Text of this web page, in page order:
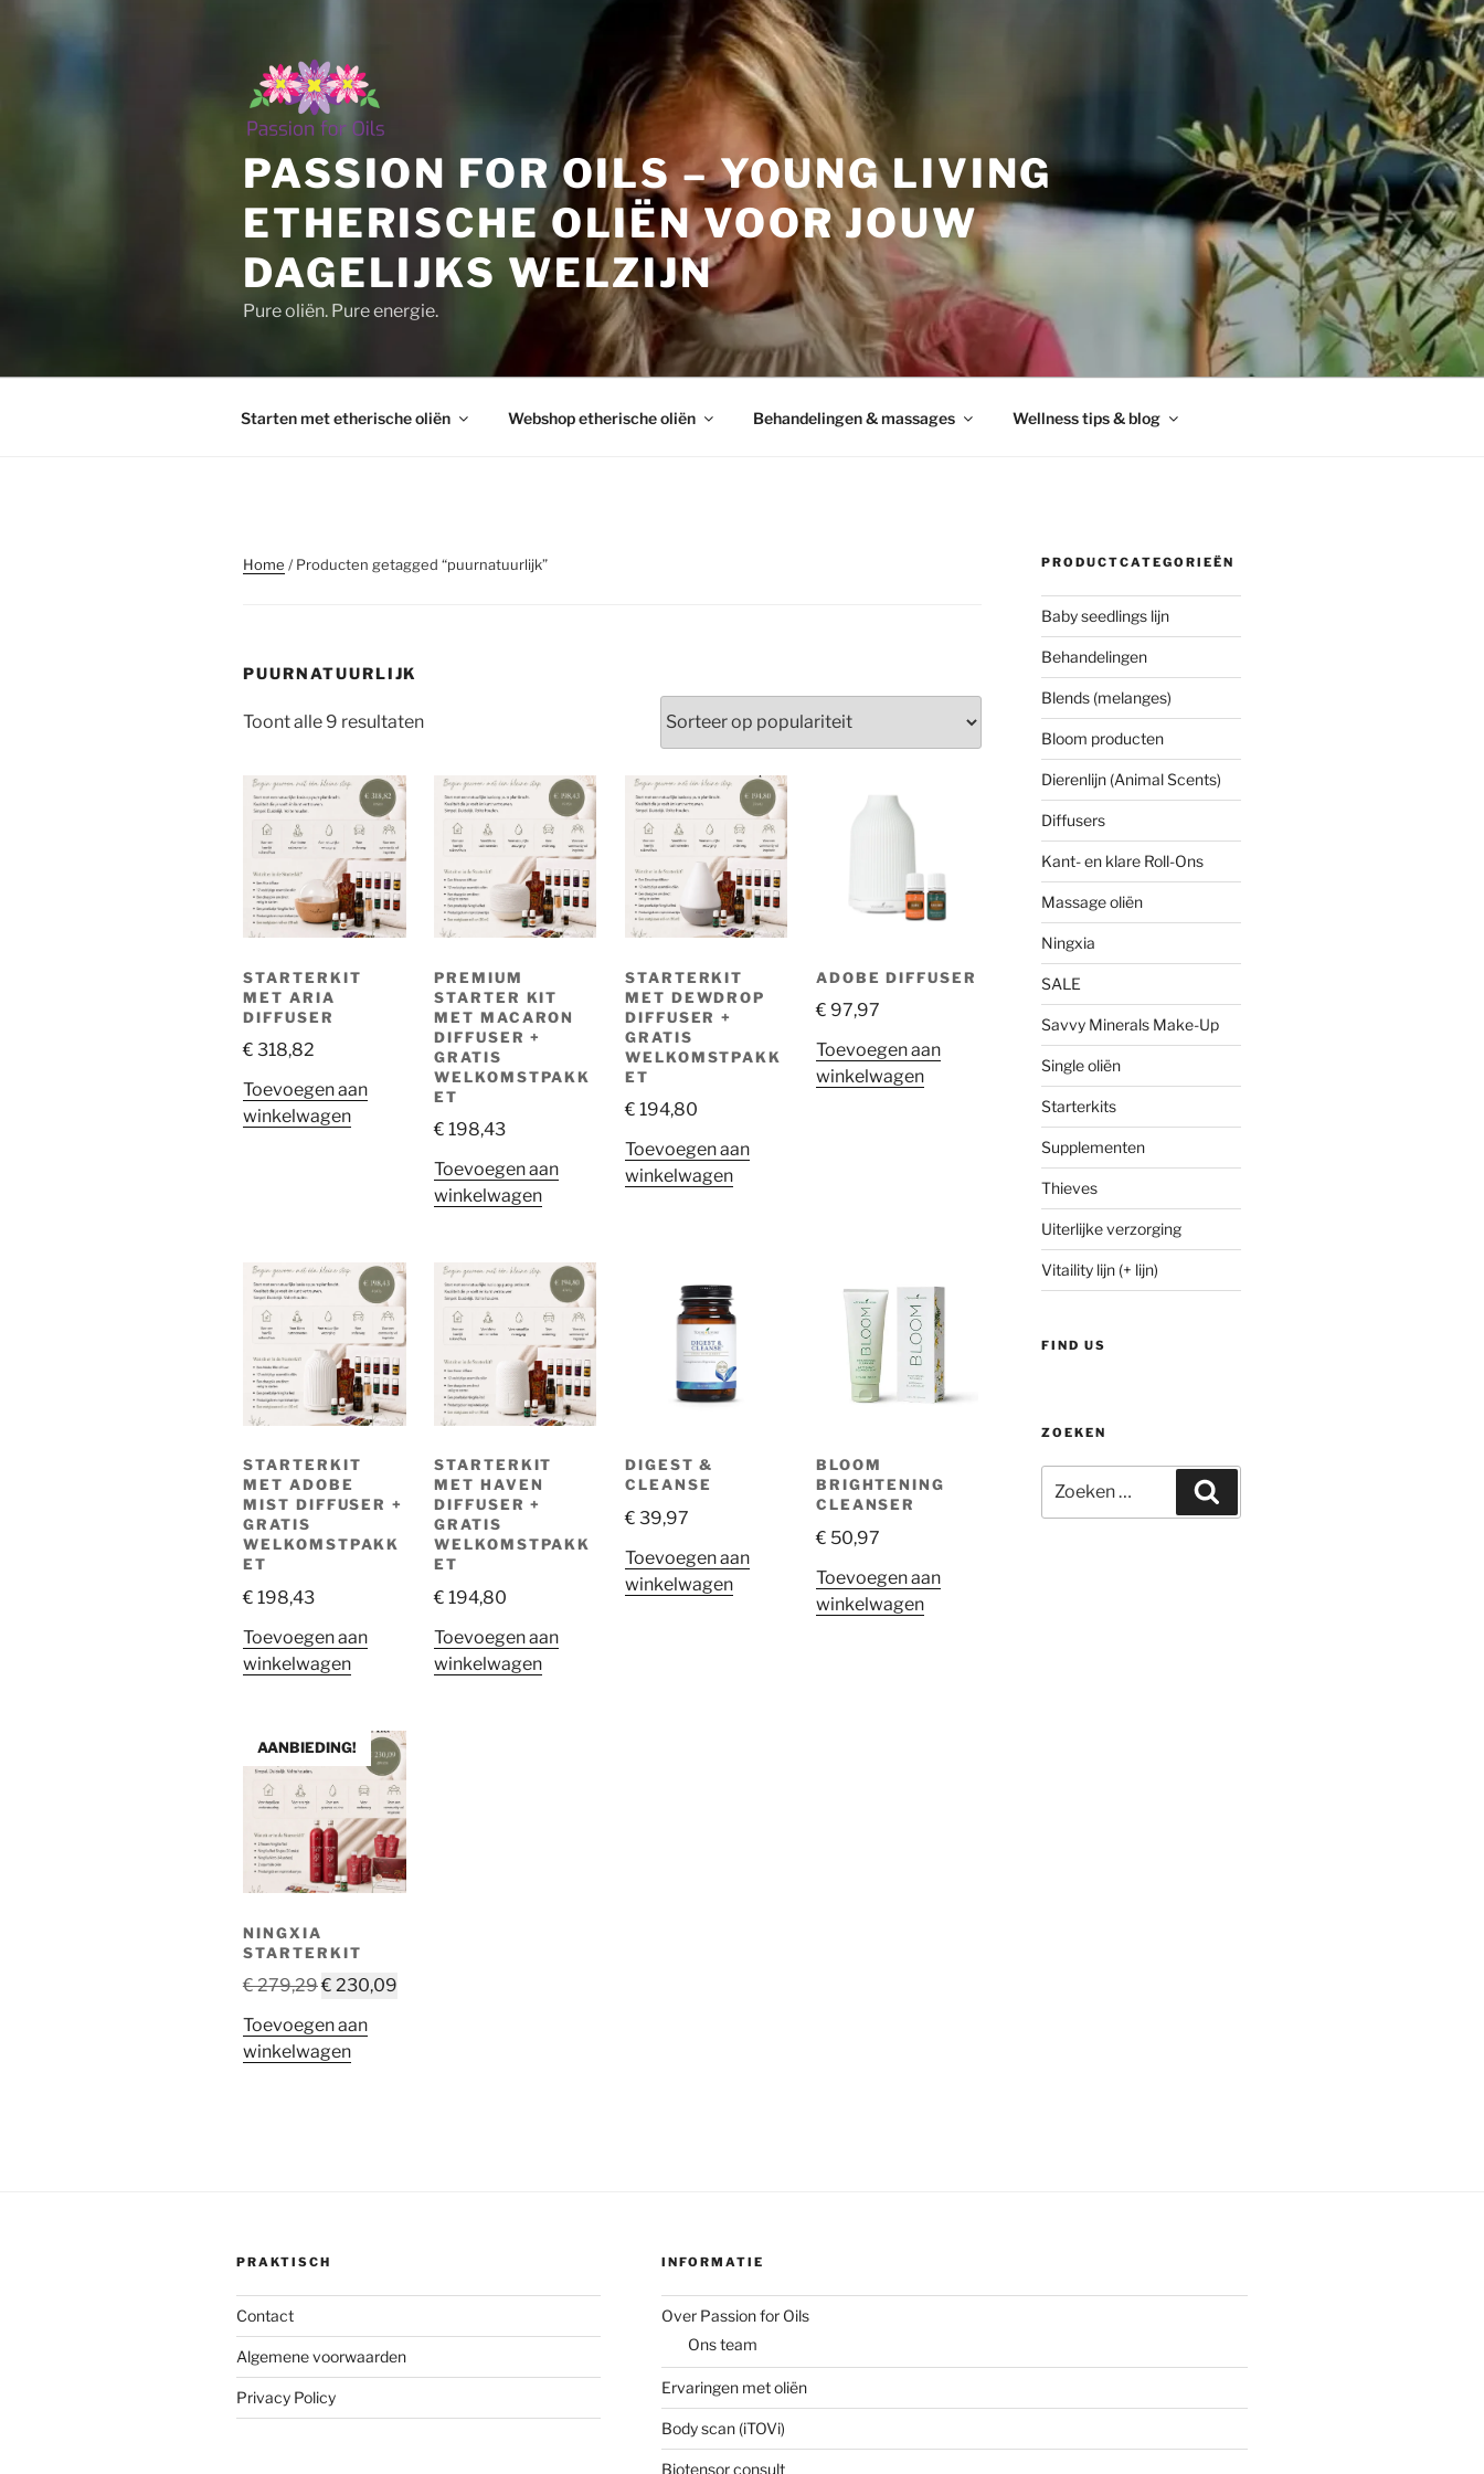
PASSION FOR OILS – YOUNG LIVING
ETHERISCHE OLIËN VOOR JOUW
DAGELIJKS WELZIJN
Pure oliën. Pure energie.
Starten met etherische oliën Webshop etherische oliën Behandelingen & massages Wellness tips & blog
Home / Producten getagged “puurnatuurlijk”
PUURNATUURLIJK
Toont alle 9 resultatenGesorteerd
populariteit
STARTERKIT
MET ARIA
DIFFUSER
€ 318,82
Toevoegen aan
winkelwagen
PREMIUM
STARTER KIT
MET MACARON
DIFFUSER +
GRATIS
WELKOMSTPAKK
ET
€ 198,43
Toevoegen aan
winkelwagen
STARTERKIT
MET DEWDROP
DIFFUSER +
GRATIS
WELKOMSTPAKK
ET
€ 194,80
Toevoegen aan
winkelwagen
ADOBE DIFFUSER
€ 97,97
Toevoegen aan
winkelwagen
STARTERKIT
MET ADOBE
MIST DIFFUSER +
GRATIS
WELKOMSTPAKK
ET
€ 198,43
Toevoegen aan
winkelwagen
STARTERKIT
MET HAVEN
DIFFUSER +
GRATIS
WELKOMSTPAKK
ET
€ 194,80
Toevoegen aan
winkelwagen
DIGEST &
CLEANSE
€ 39,97
Toevoegen aan
winkelwagen
BLOOM
BRIGHTENING
CLEANSER
€ 50,97
Toevoegen aan
winkelwagen
AANBIEDING!
NINGXIA
STARTERKIT
€279,29Oorspronkelijke
was:
€ 279,29.
€ 230,09
Toevoegen aan
winkelwagen
PRODUCTCATEGORIEËN
Baby seedlings lijn
Behandelingen
Blends (melanges)
Bloom producten
Dierenlijn (Animal Scents)
Diffusers
Kant- en klare Roll-Ons
Massage oliën
Ningxia
SALE
Savvy Minerals Make-Up
Single oliën
Starterkits
Supplementen
Thieves
Uiterlijke verzorging
Vitaility lijn (+ lijn)
FIND US
ZOEKEN
naar:
PRAKTISCH
Contact
Algemene voorwaarden
Privacy Policy
INFORMATIE
Over Passion for Oils
Ons team
Ervaringen met oliën
Body scan (iTOVi)
Biotensor consult